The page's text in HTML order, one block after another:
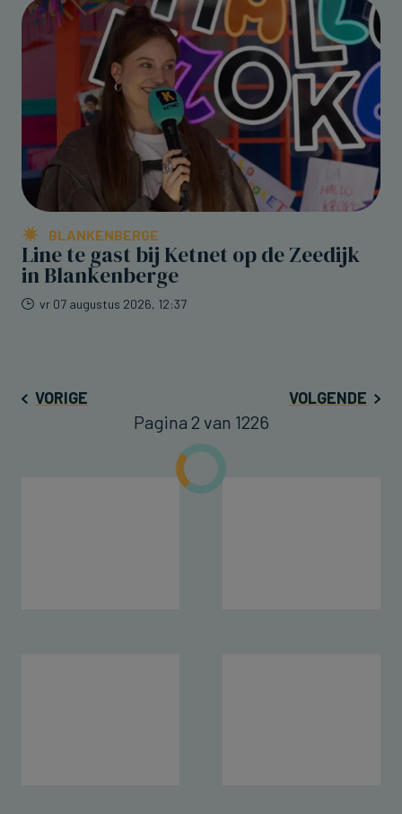
BLANKENBERGE
Line te gast bij Ketnet op de Zeedijk
in Blankenberge
vr 07 augustus 2026, 12:37
VORIGE VOLGENDE
Pagina 2 van 1226